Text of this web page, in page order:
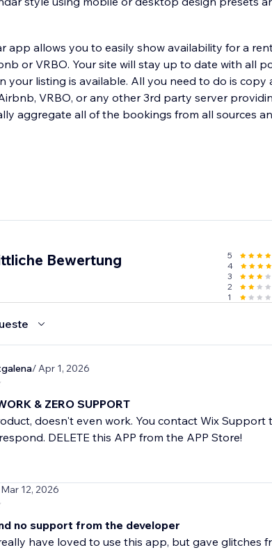
app allows you to easily show availability for a
or VRBO. Your site will stay up to date with all
your listing is available. All you need to do is copy
VRBO, or any other 3rd party server
aggregate all of the bookings from all sources
Bewertung 5
4
3
2
1
/ Apr 1, 2026
& ZERO SUPPORT
doesn't even work. You contact Wix
DELETE this APP from the APP Store!
12, 2026
no support from the developer
have loved to use this app, but gave glitches